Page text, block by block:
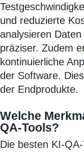
und reduzierte
analysieren
präziser. Zudem
kontinuierliche
der Software.
der Endprodukte.
Welche
QA-Tools?
Die besten KI-